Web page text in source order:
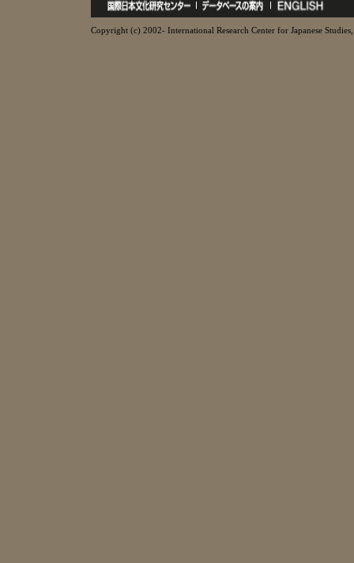
Copyright (c) 2002- International Research Center for Japanese